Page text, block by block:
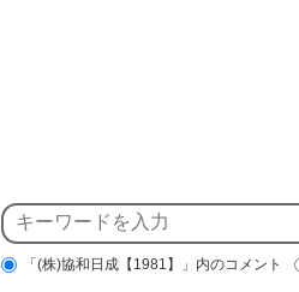
「(株)協和日成【1981】」内のコメント